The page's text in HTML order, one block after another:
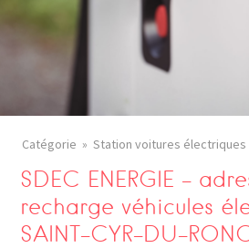
Catégorie Station voitures électriques
SDEC ENERGIE –
recharge véhicules
SAINT-CYR-DU-